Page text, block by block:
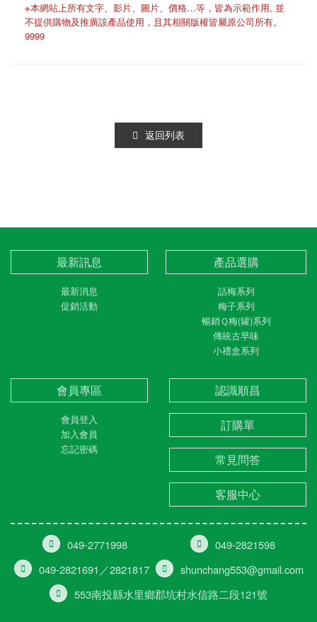
※本網站上所有文字、影片、圖片、價格…等，皆為示範作用, 並
不提供購物及推廣該產品使用，且其相關版權皆屬原公司所有。
9999
返回列表
最新訊息
最新消息
促銷活動
產品選購
話梅系列
梅子系列
暢銷Ｑ梅(罐)系列
傳統古早味
小禮盒系列
會員專區
會員登入
加入會員
忘記密碼
認識順昌
訂購單
常見問答
客服中心
049-2771998
049-2821598
049-2821691／2821817
shunchang553@gmail.com
553南投縣水里鄉郡坑村水信路二段121號